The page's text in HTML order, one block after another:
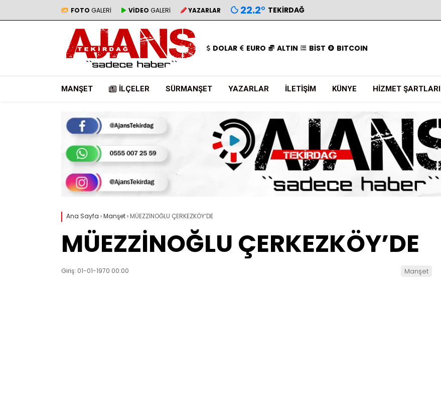
FOTO GALERİ VİDEO GALERİ YAZARLAR 22.2° TEKIRDAĞ
DOLAR EURO ALTIN BİST BITCOIN
MANŞET İLÇELER SÜRMANŞET YAZARLAR İLETIŞIM KÜNYE HIZMET ŞARTLARI
Ana Sayfa ›Manşet› MÜEZZİNOĞLU ÇERKEZKÖY’DE
MÜEZZİNOĞLU ÇERKEZKÖY’DE
Giriş: 01-01-1970 00:00 Manşet